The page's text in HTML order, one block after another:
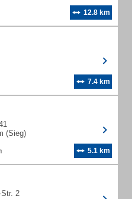
12.8 km
7.4 km
(Sieg)
5.1 km
2